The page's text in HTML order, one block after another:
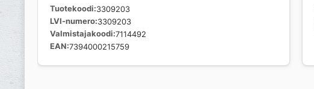
Tuotekoodi 3309203
LVI-numero 3309203
Valmistajakoodi 7114492
EAN 7394000215759